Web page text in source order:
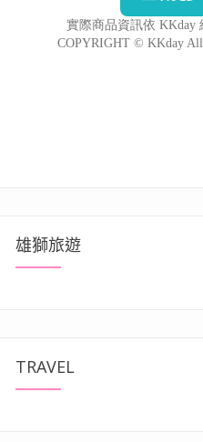
雄獅旅遊
TRAVEL